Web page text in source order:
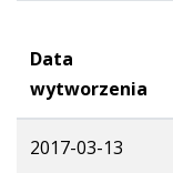
Data
wytworzenia
2017-03-13